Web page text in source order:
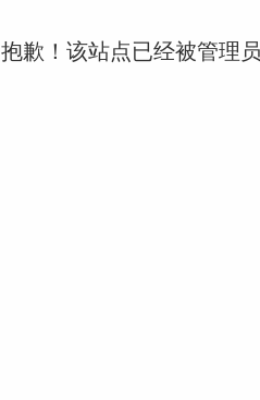
抱歉！该站点已经被管理